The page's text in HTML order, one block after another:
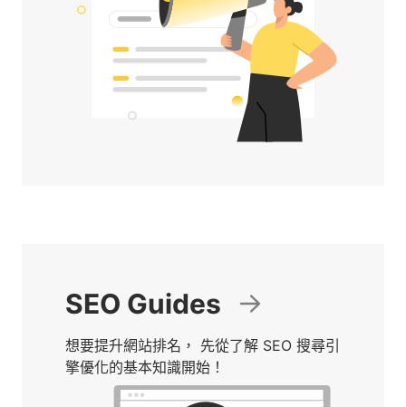
SEO Guides
想要提升網站排名， 先從了解 SEO 搜尋引
擎優化的基本知識開始！